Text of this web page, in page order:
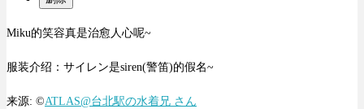
Miku的笑容真是治愈人心呢~
服装介绍：サイレン是siren(警笛)的假名~
来源: ©ATLAS@台北駅の水着兄 さん